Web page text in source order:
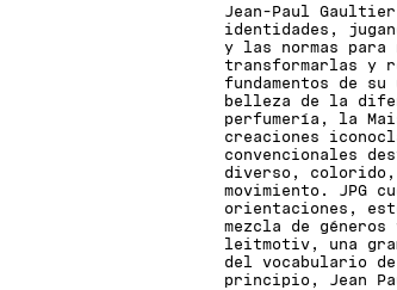
Jean-Paul
identidades,
y las normas para
transformarlas y
fundamentos de
belleza de la
perfumería, la
creaciones
convencionales
diverso,
movimiento. JPG
orientaciones,
mezcla de
leitmotiv, una
del vocabulario
principio, Jean